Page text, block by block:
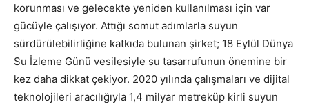
korunması ve gelecekte yeniden kullanılması için var
gücüyle çalışıyor. Attığı somut adımlarla suyun
sürdürülebilirliğine katkıda bulunan şirket; 18 Eylül Dünya
Su İzleme Günü vesilesiyle su tasarrufunun önemine bir
kez daha dikkat çekiyor. 2020 yılında çalışmaları ve dijital
teknolojileri aracılığıyla 1,4 milyar metreküp kirli suyun